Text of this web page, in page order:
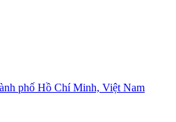
phố Hồ Chí Minh, Việt Nam